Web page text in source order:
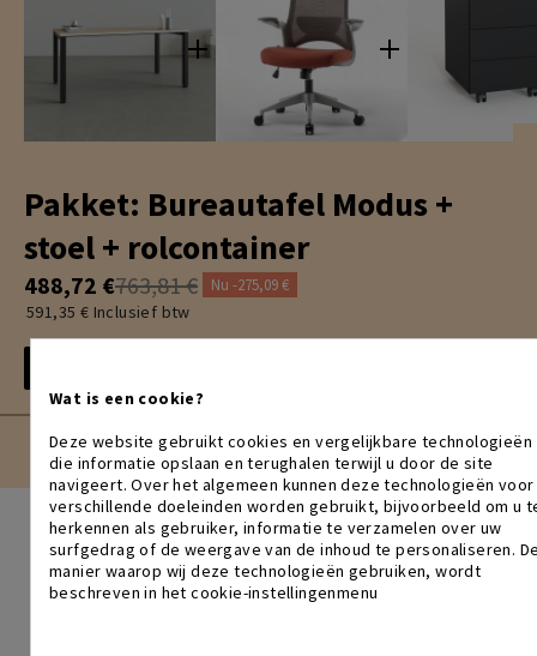
Pakket: Bureautafel Modus +
stoel + rolcontainer
488,72 €763,81 € Nu -275,09 €
591,35 € Inclusief btw
DESIGN ALS MANTRA
Wij zijn een merk voor kantoormeubilair dat erop inzet om
Wat is een cookie?
Deze website gebruikt cookies en vergelijkbare technologieën
die informatie opslaan en terughalen terwijl u door de site
navigeert. Over het algemeen kunnen deze technologieën voor
verschillende doeleinden worden gebruikt, bijvoorbeeld om u
herkennen als gebruiker, informatie te verzamelen over uw
surfgedrag of de weergave van de inhoud te personaliseren.
manier waarop wij deze technologieën gebruiken, wordt
beschreven in het cookie-instellingenmenu